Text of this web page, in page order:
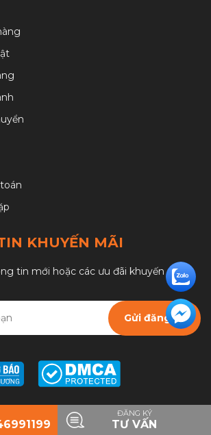
KHUYẾN MÃI
tin mới hoặc các ưu đãi khuyến mãi
ĐĂNG KÝ
TƯ VẤN